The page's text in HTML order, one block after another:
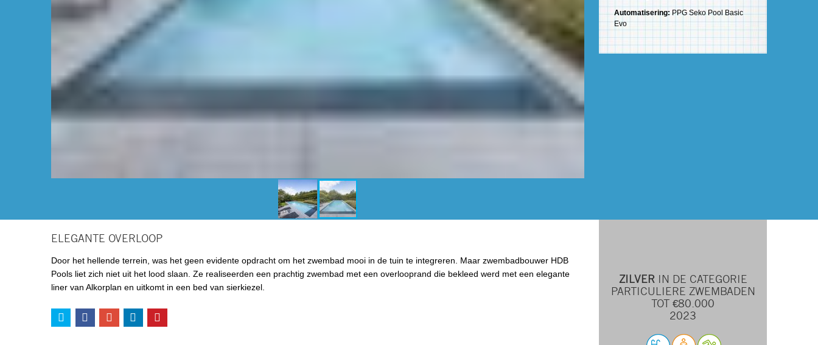
Automatisering:PPG Seko Pool Basic
Evo
ELEGANTE OVERLOOP
Door het hellende terrein, was het geen evidente opdracht om het zwembad mooi in de tuin te integreren. Maar zwembadbouwer HDB
Pools liet zich niet uit het lood slaan. Ze realiseerden een prachtig zwembad met een overlooprand die bekleed werd met een elegante
liner van Alkorplan en uitkomt in een bed van sierkiezel.
ZILVER IN DE CATEGORIE
PARTICULIERE ZWEMBADEN
TOT €80.000
2023